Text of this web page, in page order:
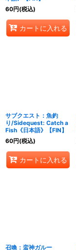
60円(税込)
カートに入れる
サブクエスト：魚釣
り/Sidequest: Catch a
Fish《日本語》【FIN】
60円(税込)
カートに入れる
召喚：蛮神ガルー